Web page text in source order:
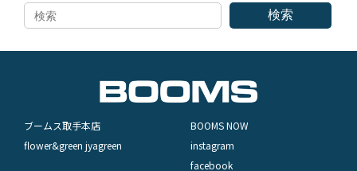
検索
ブームス取手本店
flower&green jyagreen
BOOMS NOW
instagram
facebook